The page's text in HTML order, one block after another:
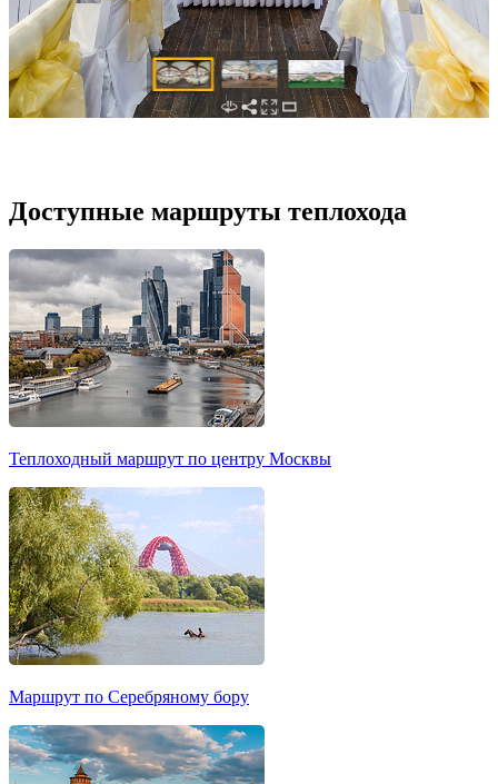
Доступные маршруты теплохода
Теплоходный маршрут по центру Москвы
Маршрут по Серебряному бору